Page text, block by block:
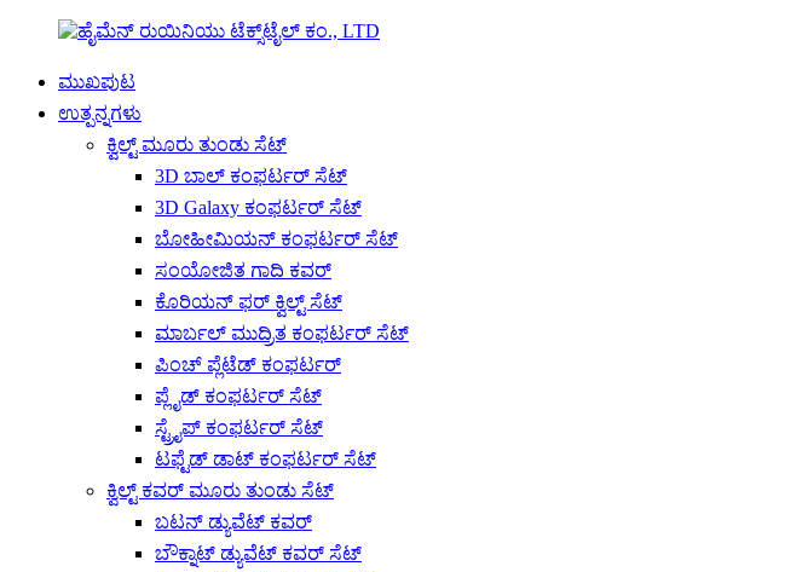
ಮುಖಪುಟ
ಉತ್ಪನ್ನಗಳು
ಕ್ವಿಲ್ಟ್ ಮೂರು ತುಂಡು ಸೆಟ್
3D ಬಾಲ್ ಕಂಫರ್ಟರ್ ಸೆಟ್
3D Galaxy ಕಂಫರ್ಟರ್ ಸೆಟ್
ಬೋಹೀಮಿಯನ್ ಕಂಫರ್ಟರ್ ಸೆಟ್
ಸಂಯೋಜಿತ ಗಾದಿ ಕವರ್
ಕೊರಿಯನ್ ಫರ್ ಕ್ವಿಲ್ಟ್ ಸೆಟ್
ಮಾರ್ಬಲ್ ಮುದ್ರಿತ ಕಂಫರ್ಟರ್ ಸೆಟ್
ಪಿಂಚ್ ಪ್ಲೆಟೆಡ್ ಕಂಫರ್ಟರ್
ಪ್ಲೈಡ್ ಕಂಫರ್ಟರ್ ಸೆಟ್
ಸ್ಟ್ರೈಪ್ ಕಂಫರ್ಟರ್ ಸೆಟ್
ಟಫ್ಟೆಡ್ ಡಾಟ್ ಕಂಫರ್ಟರ್ ಸೆಟ್
ಕ್ವಿಲ್ಟ್ ಕವರ್ ಮೂರು ತುಂಡು ಸೆಟ್
ಬಟನ್ ಡ್ಯುವೆಟ್ ಕವರ್
ಬೌಕ್ನಾಟ್ ಡ್ಯುವೆಟ್ ಕವರ್ ಸೆಟ್